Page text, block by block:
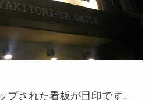
プされた看板が目印です。